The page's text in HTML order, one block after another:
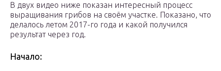
В двух видео ниже показан интересный процесс
выращивания грибов на своём участке. Показано, что
делалось летом 2017-го года и какой получился
результат через год.
Начало: